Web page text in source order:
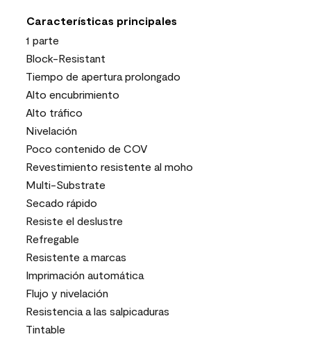
Características principales
1 parte
Block-Resistant
Tiempo de apertura prolongado
Alto encubrimiento
Alto tráfico
Nivelación
Poco contenido de COV
Revestimiento resistente al moho
Multi-Substrate
Secado rápido
Resiste el deslustre
Refregable
Resistente a marcas
Imprimación automática
Flujo y nivelación
Resistencia a las salpicaduras
Tintable